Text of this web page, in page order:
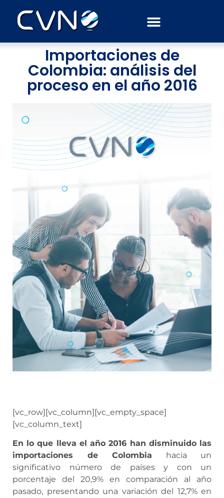
Septiembre 16, 2016
Importaciones de
Colombia: análisis del
proceso en el año 2016
[vc_row][vc_column][vc_empty_space]
[vc_column_text]
En lo que lleva el año 2016 han disminuido las
importaciones de Colombia hacia un
significativo número de países y con un
porcentaje del 20,9% en comparación al año
pasado, presentando una variación del 12,7% en